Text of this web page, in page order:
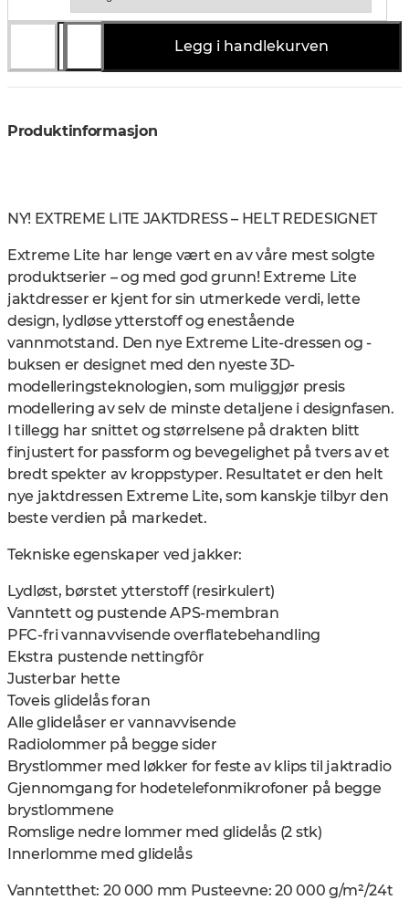
Legg i handlekurven
Produktinformasjon
NY! EXTREME LITE JAKTDRESS – HELT REDESIGNET
Extreme Lite har lenge vært en av våre mest solgte
produktserier – og med god grunn! Extreme Lite
jaktdresser er kjent for sin utmerkede verdi, lette
design, lydløse ytterstoff og enestående
vannmotstand. Den nye Extreme Lite-dressen og -
buksen er designet med den nyeste 3D-
modelleringsteknologien, som muliggjør presis
modellering av selv de minste detaljene i designfasen.
I tillegg har snittet og størrelsene på drakten blitt
finjustert for passform og bevegelighet på tvers av et
bredt spekter av kroppstyper. Resultatet er den helt
nye jaktdressen Extreme Lite, som kanskje tilbyr den
beste verdien på markedet.
Tekniske egenskaper ved jakker:
Lydløst, børstet ytterstoff (resirkulert)
Vanntett og pustende APS-membran
PFC-fri vannavvisende overflatebehandling
Ekstra pustende nettingfôr
Justerbar hette
Toveis glidelås foran
Alle glidelåser er vannavvisende
Radiolommer på begge sider
Brystlommer med løkker for feste av klips til jaktradio
Gjennomgang for hodetelefonmikrofoner på begge
brystlommene
Romslige nedre lommer med glidelås (2 stk)
Innerlomme med glidelås
Vanntetthet: 20 000 mm Pusteevne: 20 000 g/m²/24t